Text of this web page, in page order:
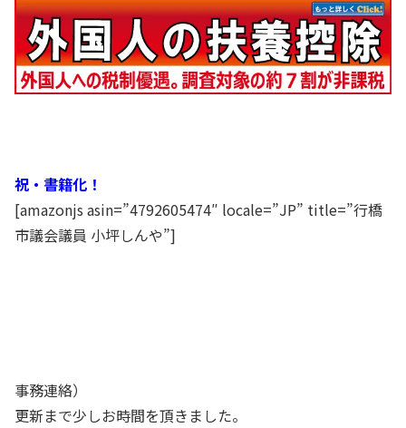
祝・書籍化！
[amazonjs asin=”4792605474″ locale=”JP” title=”行橋
市議会議員 小坪しんや”]
事務連絡）
更新まで少しお時間を頂きました。